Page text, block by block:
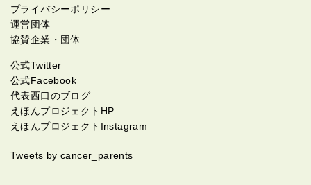
プライバシーポリシー
運営団体
協賛企業・団体
公式Twitter
公式Facebook
代表西口のブログ
えほんプロジェクトHP
えほんプロジェクトInstagram
Tweets by cancer_parents